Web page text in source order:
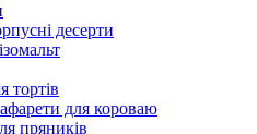
десерти
тортів
для короваю
пряників